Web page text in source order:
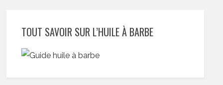
TOUT SAVOIR SUR L’HUILE À BARBE